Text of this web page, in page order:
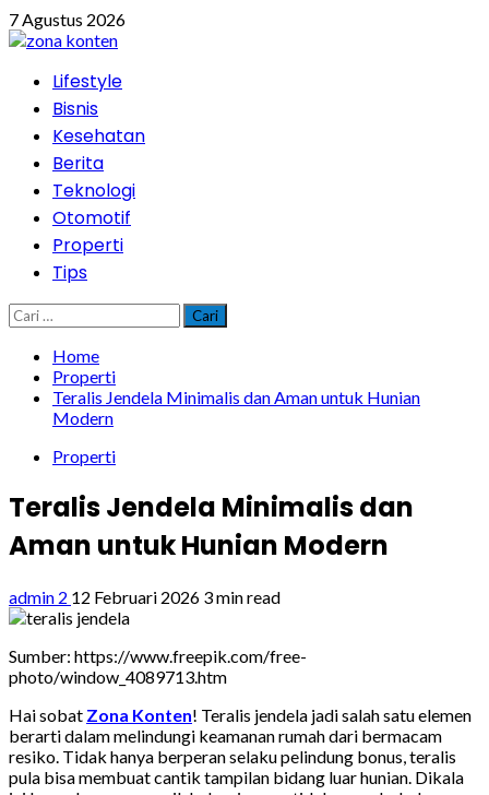
Skip
to
7 Agustus 2026
PrimaryLifestyle
Bisnis
Kesehatan
Berita
Teknologi
Otomotif
Properti
Tips
Cari
untuk:
Home
Properti
Teralis Jendela Minimalis dan Aman untuk Hunian
Modern
Properti
Teralis Jendela Minimalis dan
Aman untuk Hunian Modern
admin 2 12 Februari 2026 3 min read
Sumber: https://www.freepik.com/free-
photo/window_4089713.htm
Hai sobat Zona Konten! Teralis jendela jadi salah satu elemen
berarti dalam melindungi keamanan rumah dari bermacam
resiko. Tidak hanya berperan selaku pelindung bonus, teralis
pula bisa membuat cantik tampilan bidang luar hunian. Dikala